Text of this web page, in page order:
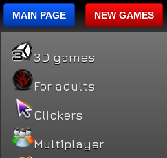
MAIN PAGE NEW GAMES
3D games
For adults
Clickers
Multiplayer